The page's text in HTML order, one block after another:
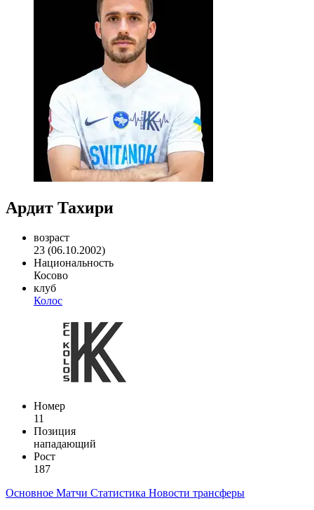
Ардит Тахири
возраст
23 (06.10.2002)
Национальность
Косово
клуб
Колос
Номер
11
Позиция
нападающий
Рост
187
Основное Матчи Статистика Новости трансферы